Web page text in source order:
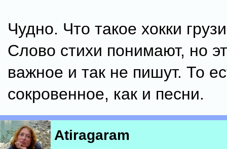
Чудно. Что такое хокки
Слово стихи понимают, но
важное и так не пишут. То
сокровенное, как и песни.
Atiragaram